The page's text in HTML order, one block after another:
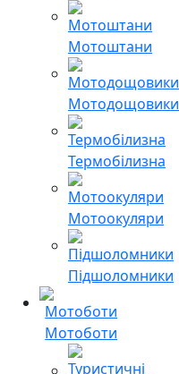
Мотоштани
Мотодощовики
Термобілизна
Мотоокуляри
Підшоломники
Мотоботи